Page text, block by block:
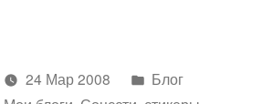
24 Мар 2008
Написано
Блог